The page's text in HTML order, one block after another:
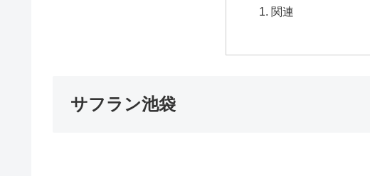
関連
サフラン池袋